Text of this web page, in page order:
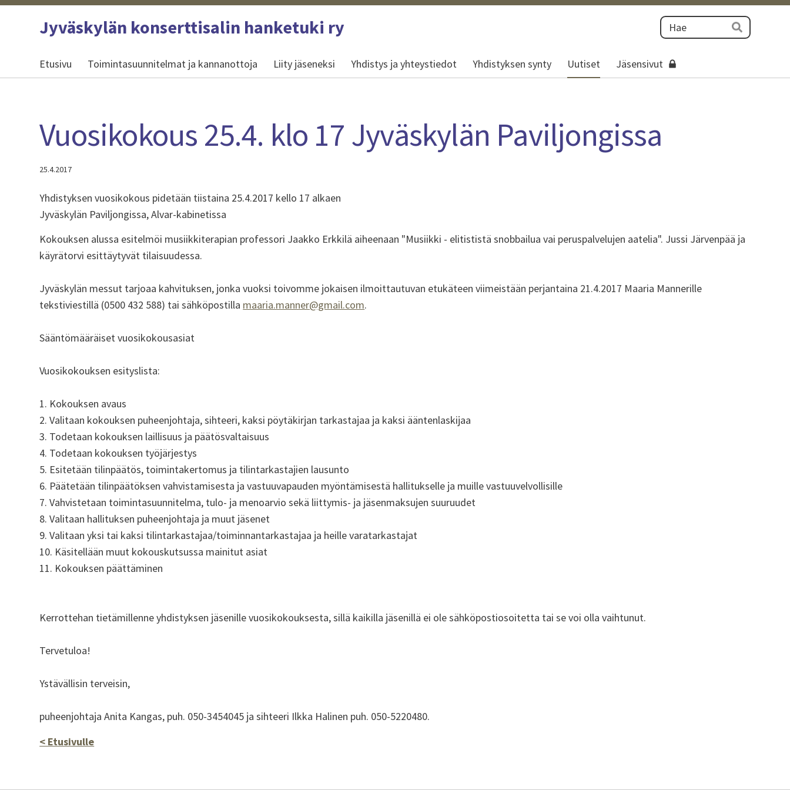
Jyväskylän konserttisalin hanketuki ry Haku
Hae
Etusivu Toimintasuunnitelmat ja kannanottoja Liity jäseneksi Yhdistys ja yhteystiedot Yhdistyksen synty Uutiset Jäsensivut
Vuosikokous 25.4. klo 17 Jyväskylän Paviljongissa
25.4.2017
Yhdistyksen vuosikokous pidetään tiistaina 25.4.2017 kello 17 alkaen
Jyväskylän Paviljongissa, Alvar-kabinetissa
Kokouksen alussa esitelmöi musiikkiterapian professori Jaakko Erkkilä aiheenaan "Musiikki - elitististä snobbailua vai peruspalvelujen aatelia". Jussi Järvenpää ja
käyrätorvi esittäytyvät tilaisuudessa.
Jyväskylän messut tarjoaa kahvituksen, jonka vuoksi toivomme jokaisen ilmoittautuvan etukäteen viimeistään perjantaina 21.4.2017 Maaria Mannerille
tekstiviestillä (0500 432 588) tai sähköpostilla maaria.manner@gmail.com.
Sääntömääräiset vuosikokousasiat
Vuosikokouksen esityslista:
1. Kokouksen avaus
2. Valitaan kokouksen puheenjohtaja, sihteeri, kaksi pöytäkirjan tarkastajaa ja kaksi ääntenlaskijaa
3. Todetaan kokouksen laillisuus ja päätösvaltaisuus
4. Todetaan kokouksen työjärjestys
5. Esitetään tilinpäätös, toimintakertomus ja tilintarkastajien lausunto
6. Päätetään tilinpäätöksen vahvistamisesta ja vastuuvapauden myöntämisestä hallitukselle ja muille vastuuvelvollisille
7. Vahvistetaan toimintasuunnitelma, tulo- ja menoarvio sekä liittymis- ja jäsenmaksujen suuruudet
8. Valitaan hallituksen puheenjohtaja ja muut jäsenet
9. Valitaan yksi tai kaksi tilintarkastajaa/toiminnantarkastajaa ja heille varatarkastajat
10. Käsitellään muut kokouskutsussa mainitut asiat
11. Kokouksen päättäminen
Kerrottehan tietämillenne yhdistyksen jäsenille vuosikokouksesta, sillä kaikilla jäsenillä ei ole sähköpostiosoitetta tai se voi olla vaihtunut.
Tervetuloa!
Ystävällisin terveisin,
puheenjohtaja Anita Kangas, puh. 050-3454045 ja sihteeri Ilkka Halinen puh. 050-5220480.
< Etusivulle